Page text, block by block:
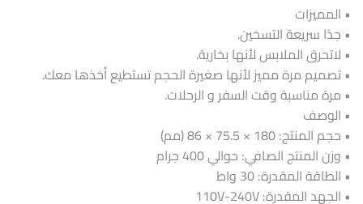
• المميزات
• جدًا سريعة التسخين.
• لاتحرق الملابس لأنها بخارية.
• تصميم مرة مميز لأنها صغيرة الحجم تستطيع أخذها معك.
• مرة مناسبة وقت السفر و الرحلات.
• الوصف
• حجم المنتج: 180 × 75.5 × 86 (مم)
• وزن المنتج الصافي: حوالي 400 جرام
• الطاقة المقدرة: 30 واط
• الجهد المقدرة: 110V-240V